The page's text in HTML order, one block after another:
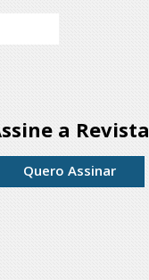
a Revista
Quero Assinar